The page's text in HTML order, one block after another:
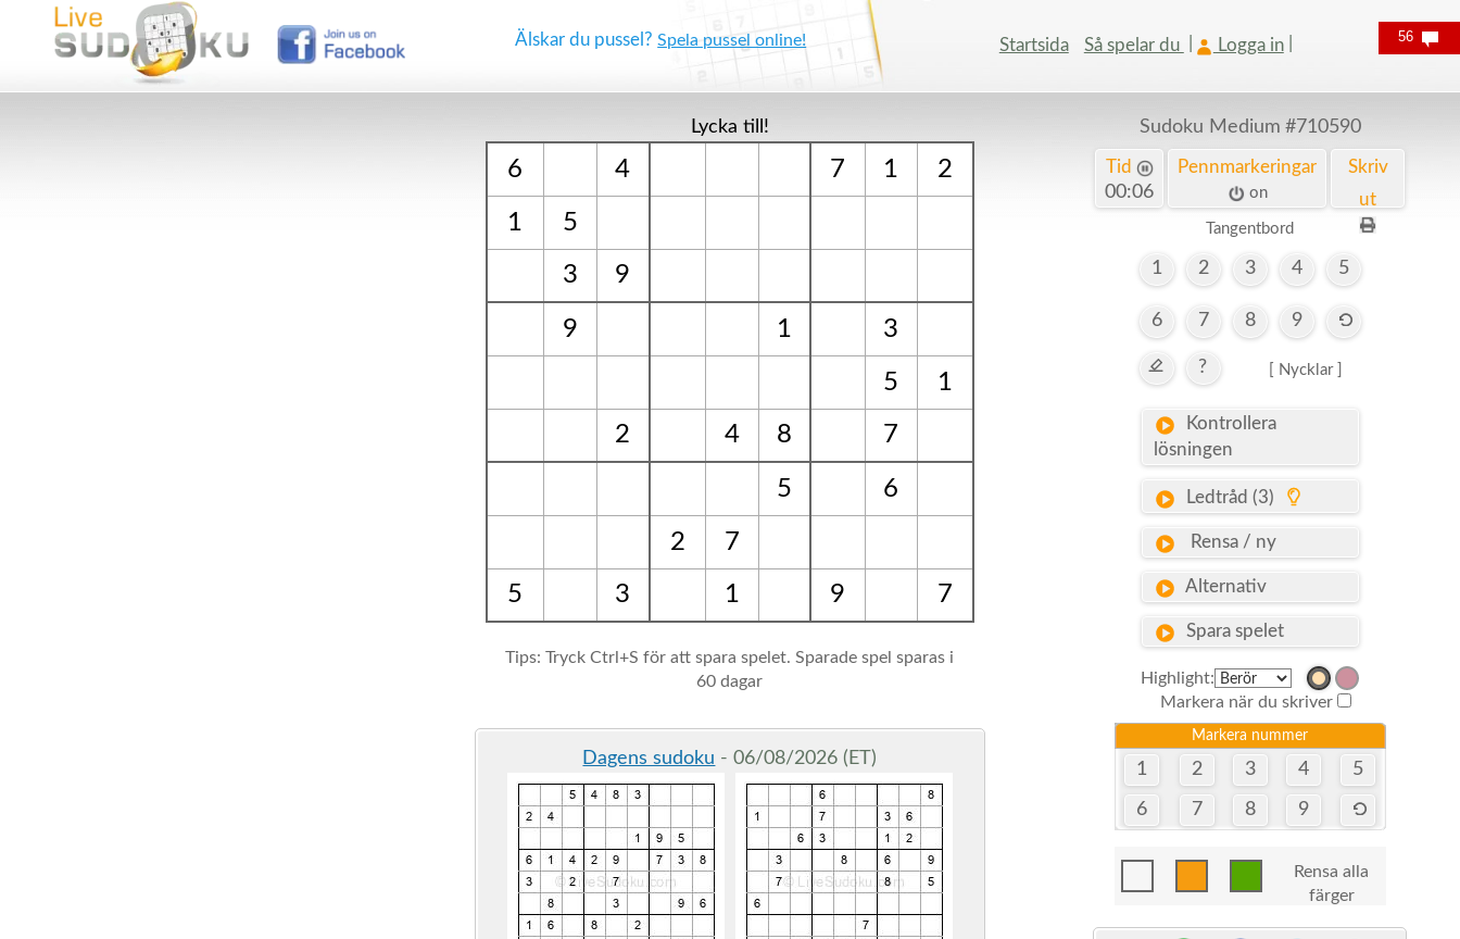
Älskar du pussel?Spela pussel online! Startsida Så spelar du Logga in
Lycka till!
6 4 7 1 2
1
5
3
9
9 1 3
5
1
2
4 8 7
5 6
2
7
5
3 1 9 7
Tips: Tryck Ctrl+S för att spara spelet. Sparade spel sparas i
60 dagar
Dagens sudoku - 06/08/2026 (ET)
Sudoku Medium #710590
Tid
00:06
Pennmarkeringar
on
Skriv
ut
Tangentbord
1 2 3 4 5
6 7 8 9
? [ Nycklar ]
Kontrollera
lösningen
Ledtråd (3)
Rensa / ny
Alternativ
Spara spelet
Highlight:
Markera när du skriver
Markera nummer
1 2 3 4 5
6 7 8 9
Rensa alla
färger
56